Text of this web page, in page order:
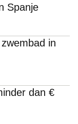
Spanje
in
dan €